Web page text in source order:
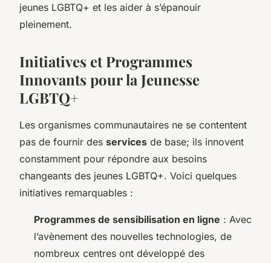
jeunes LGBTQ+ et les aider à s’épanouir
pleinement.
Initiatives et Programmes
Innovants pour la Jeunesse
LGBTQ+
Les organismes communautaires ne se contentent
pas de fournir des services de base; ils innovent
constamment pour répondre aux besoins
changeants des jeunes LGBTQ+. Voici quelques
initiatives remarquables :
Programmes de sensibilisation en ligne : Avec
l’avènement des nouvelles technologies, de
nombreux centres ont développé des